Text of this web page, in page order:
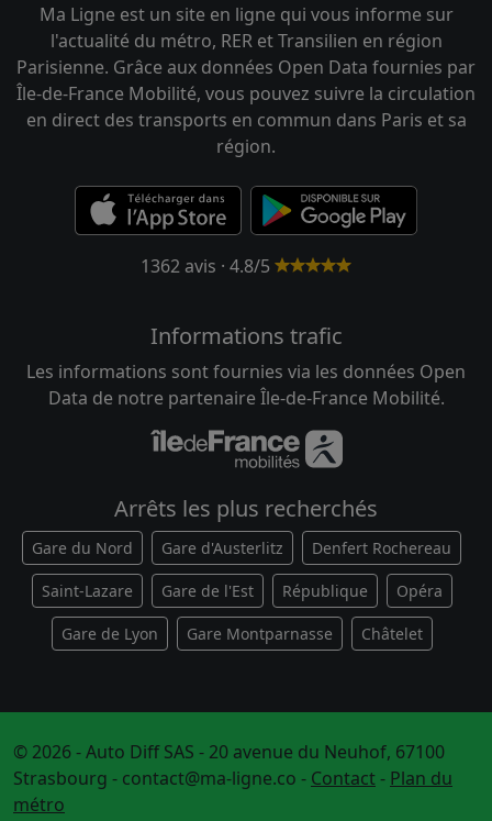
Ma Ligne est un site en ligne qui vous informe sur
l'actualité du métro, RER et Transilien en région
Parisienne. Grâce aux données Open Data fournies par
Île-de-France Mobilité, vous pouvez suivre la circulation
en direct des transports en commun dans Paris et sa
région.
1362 avis · 4.8/5
Informations trafic
Les informations sont fournies via les données Open
Data de notre partenaire Île-de-France Mobilité.
Arrêts les plus recherchés
Gare du Nord Gare d'Austerlitz Denfert Rochereau
Saint-Lazare Gare de l'Est République Opéra
Gare de Lyon Gare Montparnasse Châtelet
© 2026 - Auto Diff SAS - 20 avenue du Neuhof, 67100
Strasbourg - contact@ma-ligne.co - Contact- Plan du
métro